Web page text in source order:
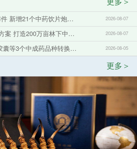
广东颁布国家药品标准颁布件 新增21个中药饮片炮制规范 2026-08-07
吉林省印发“森林四库”建设方案 打造200万亩林下中药材基地 2026-08-07
国家药监局公告 藿香清胃胶囊等3个中成药品种转换为非处方药 2026-08-05
更多＞